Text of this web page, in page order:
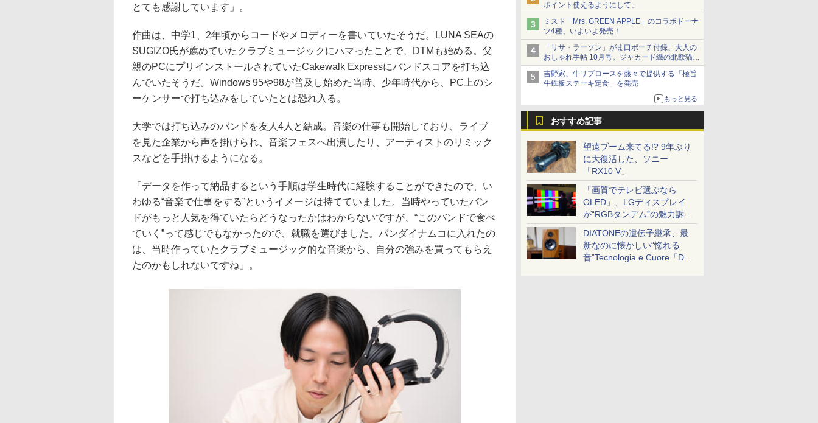
ポイント使えるようにして」
ミスド「Mrs. GREEN APPLE」のコラボドーナ
ツ4種、いよいよ発売！
「リサ・ラーソン」がま口ポーチ付録、大人の
おしゃれ手帖 10月号。ジャカード織の北欧猫デ
ザイン
吉野家、牛リブロースを熱々で提供する「極旨
牛鉄板ステーキ定食」を発売
もっと見る
おすすめ記事
望遠ブーム来てる!? 9年ぶり
に大復活した、ソニー
「RX10 V」
「画質でテレビ選ぶなら
OLED」、LGディスプレイ
が“RGBタンデム”の魅力訴
求。液晶とのガチ比較も
DIATONEの遺伝子継承、最
新なのに懐かしい“惚れる
音”Tecnologia e Cuore「DS-
とても感謝しています」。
作曲は、中学1、2年頃からコードやメロディーを書いていたそうだ。LUNA SEAの
SUGIZO氏が薦めていたクラブミュージックにハマったことで、DTMも始める。父
親のPCにプリインストールされていたCakewalk Expressにバンドスコアを打ち込
んでいたそうだ。Windows 95や98が普及し始めた当時、少年時代から、PC上のシ
ーケンサーで打ち込みをしていたとは恐れ入る。
大学では打ち込みのバンドを友人4人と結成。音楽の仕事も開始しており、ライブ
を見た企業から声を掛けられ、音楽フェスへ出演したり、アーティストのリミック
スなどを手掛けるようになる。
「データを作って納品するという手順は学生時代に経験することができたので、い
わゆる“音楽で仕事をする”というイメージは持てていました。当時やっていたバン
ドがもっと人気を得ていたらどうなったかはわからないですが、“このバンドで食べ
ていく”って感じでもなかったので、就職を選びました。バンダイナムコに入れたの
は、当時作っていたクラブミュージック的な音楽から、自分の強みを買ってもらえ
たのかもしれないですね」。